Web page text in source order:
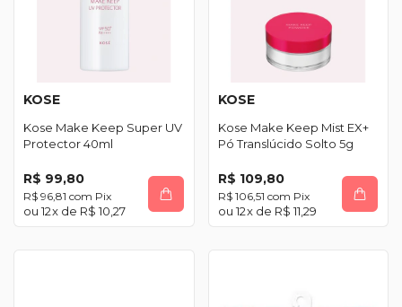
KOSE
Kose Make Keep Super UV
Protector 40ml
R$ 99,80
R$ 96,81 com Pix
12x de R$ 10,27
KOSE
Kose Make Keep Mist EX+
Pó Translúcido Solto 5g
R$ 109,80
R$ 106,51 com Pix
12x de R$ 11,29